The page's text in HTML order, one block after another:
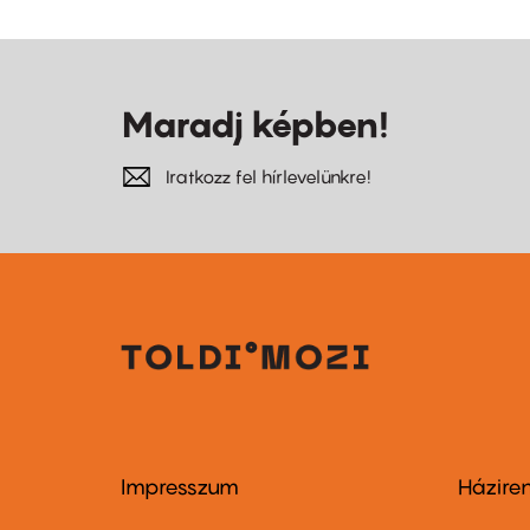
Maradj képben!
Iratkozz fel hírlevelünkre!
Footer
Impresszum